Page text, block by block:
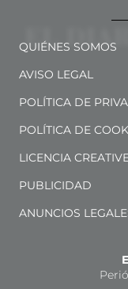
QUIÉNES SOMOS
AVISO LEGAL
POLÍTICA DE
POLÍTICA DE
LICENCIA
PUBLICIDAD
ANUNCIOS